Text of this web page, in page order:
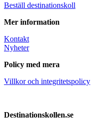
Beställ destinationskoll
Mer information
Kontakt
Nyheter
Policy med mera
Villkor och integritetspolicy
Destinationskollen.se